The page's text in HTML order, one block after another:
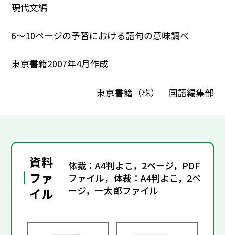
現代文編
6～10ページの予習における語句の意味調べ
東京書籍2007年4月作成
東京書籍（株） 国語編集部
資料
ファ
イル
体裁：A4判よこ，2ページ，PDF
ファイル，体裁：A4判よこ，2ペ
ージ，一太郎ファイル